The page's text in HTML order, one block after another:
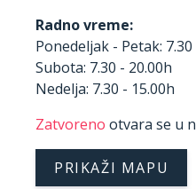
Radno vreme:
Ponedeljak - Petak: 7.30
Subota: 7.30 - 20.00h
Nedelja: 7.30 - 15.00h
Zatvoreno otvara se u
PRIKAŽI MAPU